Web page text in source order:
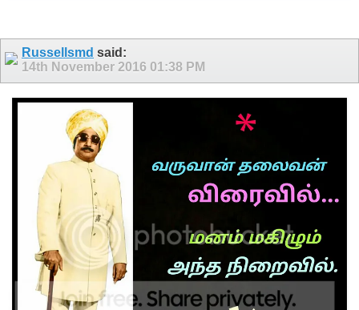
Russellsmd said:
14th November 2016 01:38 PM